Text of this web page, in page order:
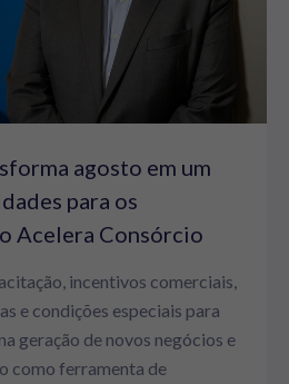
agosto em um
para os
Acelera Consórcio
incentivos comerciais,
e condições especiais para
geração de novos negócios e
como ferramenta de